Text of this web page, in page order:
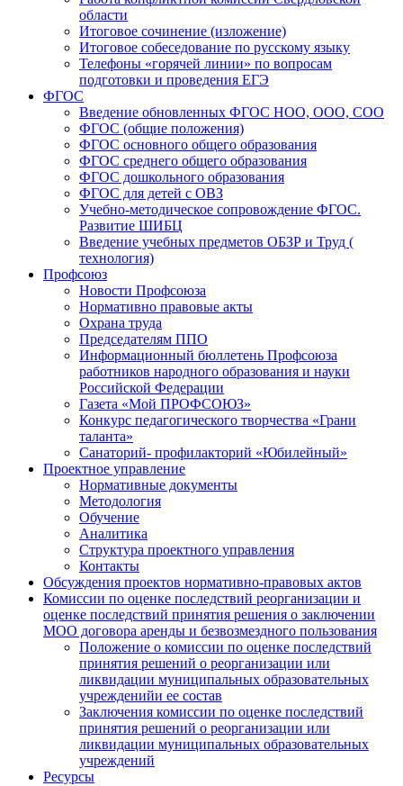
области
Итоговое сочинение (изложение)
Итоговое собеседование по русскому языку
Телефоны «горячей линии» по вопросам
подготовки и проведения ЕГЭ
ФГОС
Введение обновленных ФГОС НОО, ООО, СОО
ФГОС (общие положения)
ФГОС основного общего образования
ФГОС среднего общего образования
ФГОС дошкольного образования
ФГОС для детей с ОВЗ
Учебно-методическое сопровождение ФГОС.
Развитие ШИБЦ
Введение учебных предметов ОБЗР и Труд (
технология)
Профсоюз
Новости Профсоюза
Нормативно правовые акты
Охрана труда
Председателям ППО
Информационный бюллетень Профсоюза
работников народного образования и науки
Российской Федерации
Газета «Мой ПРОФСОЮЗ»
Конкурс педагогического творчества «Грани
таланта»
Санаторий- профилакторий «Юбилейный»
Проектное управление
Нормативные документы
Методология
Обучение
Аналитика
Структура проектного управления
Контакты
Обсуждения проектов нормативно-правовых актов
Комиссии по оценке последствий реорганизации и
оценке последствий принятия решения о заключении
МОО договора аренды и безвозмездного пользования
Положение о комиссии по оценке последствий
принятия решений о реорганизации или
ликвидации муниципальных образовательных
учрежденийи ее состав
Заключения комиссии по оценке последствий
принятия решений о реорганизации или
ликвидации муниципальных образовательных
учреждений
Ресурсы